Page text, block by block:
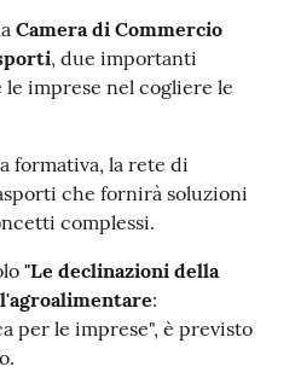
Camera di Commercio
, due importanti
imprese nel cogliere le
formativa, la rete di
che fornirà soluzioni
complessi.
"Le declinazioni della
:
per le imprese", è previsto